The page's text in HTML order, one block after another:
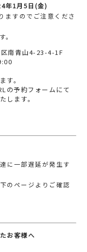
年1月5日(金)
ますのでご注意くださ
。
青山4-23-4-1F
す。
の予約フォームにて
します。
に一部遅延が発生す
のページよりご確認
お客様へ